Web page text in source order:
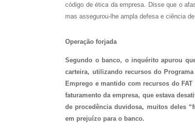
código de ética da empresa. Disse que o
mas assegurou-lhe ampla defesa e ciência
Operação forjada
Segundo o banco, o inquérito apurou
carteira, utilizando recursos do
Emprego e mantido com recursos do
faturamento da empresa, que estava
de procedência duvidosa, muitos deles
em prejuízo para o banco.